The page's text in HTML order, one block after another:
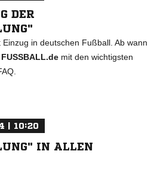
DER
in deutschen Fußball. Ab wann
FUSSBALL.de mit den wichtigsten
| 10:20
IN ALLEN